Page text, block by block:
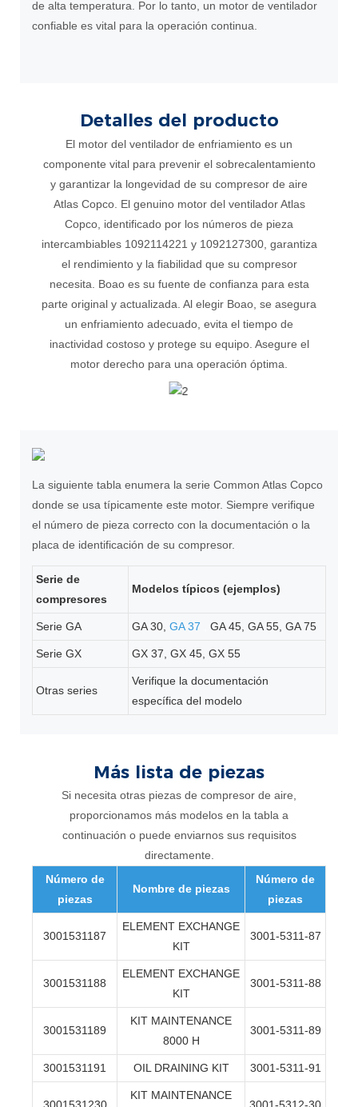
de alta temperatura. Por lo tanto, un motor de ventilador
confiable es vital para la operación continua.
Detalles del producto
El motor del ventilador de enfriamiento es un
componente vital para prevenir el sobrecalentamiento
y garantizar la longevidad de su compresor de aire
Atlas Copco. El genuino motor del ventilador Atlas
Copco, identificado por los números de pieza
intercambiables 1092114221 y 1092127300, garantiza
el rendimiento y la fiabilidad que su compresor
necesita. Boao es su fuente de confianza para esta
parte original y actualizada. Al elegir Boao, se asegura
un enfriamiento adecuado, evita el tiempo de
inactividad costoso y protege su equipo. Asegure el
motor derecho para una operación óptima.
La siguiente tabla enumera la serie Common Atlas Copco
donde se usa típicamente este motor. Siempre verifique
el número de pieza correcto con la documentación o la
placa de identificación de su compresor.
Serie de
compresores
Modelos típicos (ejemplos)
Serie GA GA 30, GA 37 GA 45, GA 55, GA 75
Serie GX GX 37, GX 45, GX 55
Otras series
Verifique la documentación
específica del modelo
Más lista de piezas
Si necesita otras piezas de compresor de aire,
proporcionamos más modelos en la tabla a
continuación o puede enviarnos sus requisitos
directamente.
Número de
piezas
Nombre de piezas
Número de
piezas
3001531187
ELEMENT EXCHANGE
KIT
3001-5311-87
3001531188
ELEMENT EXCHANGE
KIT
3001-5311-88
3001531189
KIT MAINTENANCE
8000 H
3001-5311-89
3001531191 OIL DRAINING KIT 3001-5311-91
KIT MAINTENANCE